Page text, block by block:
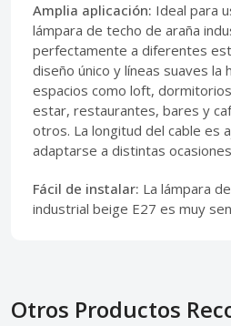
Amplia aplicación: Ideal para
lámpara de techo de araña
perfectamente a diferentes
diseño único y líneas suaves la
espacios como loft,
estar, restaurantes, bares y
otros. La longitud del cable es
adaptarse a distintas
Fácil de instalar: La lámpara
industrial beige E27 es muy
Otros Productos